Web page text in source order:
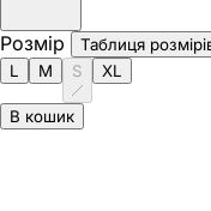
Розмір
Таблиця
L
M S XL
В кошик